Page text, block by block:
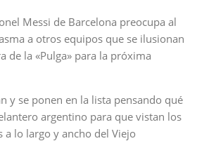
Messi de Barcelona preocupa al
a otros equipos que se ilusionan
de la «Pulga» para la próxima
y se ponen en la lista pensando qué
argentino para que vistan los
a lo largo y ancho del Viejo